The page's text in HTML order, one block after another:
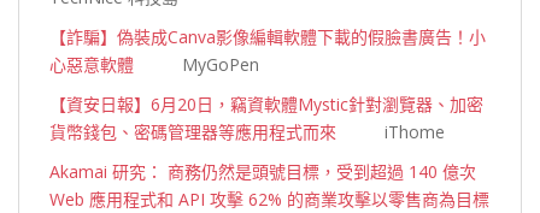
【詐騙】偽裝成Canva影像編輯軟體下載的假臉書廣告！小
心惡意軟體 MyGoPen
【資安日報】6月20日，竊資軟體Mystic針對瀏覽器、加密
貨幣錢包、密碼管理器等應用程式而來 iThome
Akamai 研究： 商務仍然是頭號目標，受到超過 140 億次
Web 應用程式和 API 攻擊 62% 的商業攻擊以零售商為目標